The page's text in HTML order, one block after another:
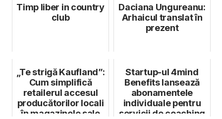
Timp liber in country
club
Daciana Ungureanu:
Arhaicul translat în
prezent
„Te strigă Kaufland”:
Cum simplifică
retailerul accesul
producătorilor locali
în magazinele sale
Startup-ul 4mind
Benefits lansează
abonamentele
individuale pentru
servicii de coaching